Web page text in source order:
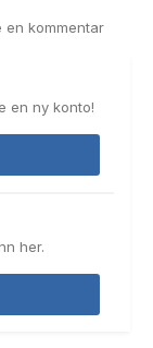
kommentar
en ny konto!
her.